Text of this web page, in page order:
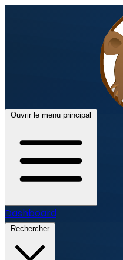
Ouvrir le menu principal
Dashboard
Rechercher